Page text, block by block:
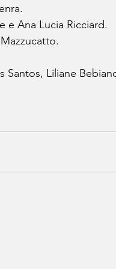
e Ana Lucia Ricciard.
Santos, Liliane